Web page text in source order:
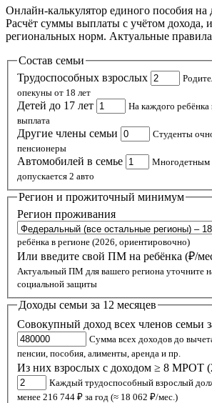
Онлайн-калькулятор единого пособия на
Расчёт суммы выплаты с учётом дохода,
региональных норм. Актуальные
Состав семьи
Трудоспособных взрослых
опекуны от 18 лет
Детей до 17 лет
На каждого ребёнка
выплата
Другие члены семьи
Студенты
пенсионеры
Автомобилей в семье
Многодетным
допускается 2 авто
Регион и прожиточный минимум
Регион проживания
ребёнка в регионе (2026, ориентировочно)
Или введите свой ПМ на ребёнка (₽/
Актуальный ПМ для вашего региона уточните
социальной защиты
Доходы семьи за 12 месяцев
Совокупный доход всех членов семьи
Сумма всех доходов до
пенсии, пособия, алименты, аренда и пр.
Из них взрослых с доходом ≥ 8 МРОТ
Каждый трудоспособный взрослый
менее 216 744 ₽ за год (≈ 18 062 ₽/мес.)